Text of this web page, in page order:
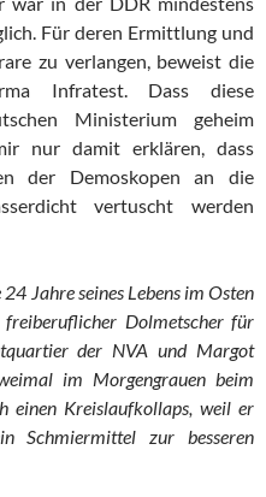
Für deren Ermittlung und
zu verlangen, beweist die
Infratest. Dass diese
Ministerium geheim
nur damit erklären, dass
der De­mos­ko­pen an die
ver­tuscht werden
Jahre seines Lebens im Osten
Dolmetscher für
der NVA und Margot
im Morgengrauen beim
einen Kreislaufkollaps, weil er
Schmiermittel zur besseren